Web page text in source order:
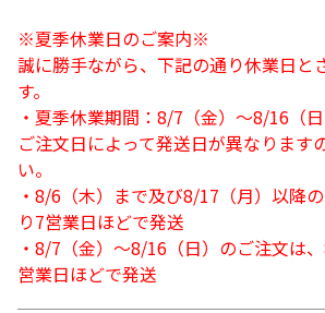
※夏季休業日のご案内※
誠に勝手ながら、下記の通り休業日と
す。
・夏季休業期間：8/7（金）～8/16（日
ご注文日によって発送日が異なります
い。
・8/6（木）まで及び8/17（月）以降
り7営業日ほどで発送
・8/7（金）～8/16（日）のご注文は
営業日ほどで発送